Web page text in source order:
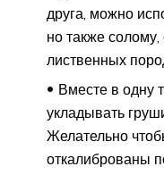
друга, можно
но также
лиственных
Вместе в одну
укладывать
Желательно
откалиброваны